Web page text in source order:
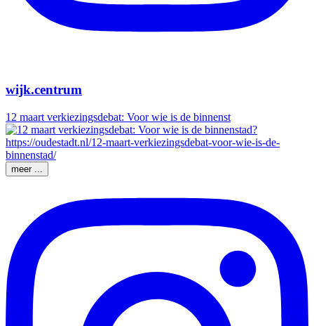
wijk.centrum
12 maart verkiezingsdebat: Voor wie is de binnenst
meer ...